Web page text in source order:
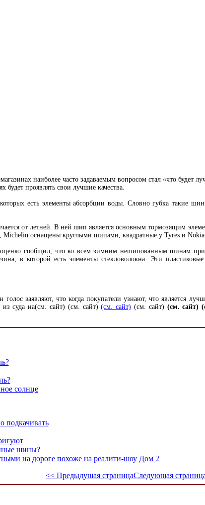
наиболее часто задаваемым вопросом стал «что будет
проявлять свои лучшие качества.
есть элементы абсорбции воды. Словно губка такие
от летней. В ней шип является основным тормозящим
оснащены круглыми шипами, квадратные у Tyres и
сообщил, что ко всем зимним нешипованным шинам
в которой есть элементы стекловолокна. Эти
заявляют, что когда покупатели узнают, что является
из суда на(см. сайт) (см. сайт)(см. сайт) (см. сайт) (см. сайт)
солнце
шины?
на дороге похоже на реалити-шоу Дом 2
<< Предыдущая страницаСледующая